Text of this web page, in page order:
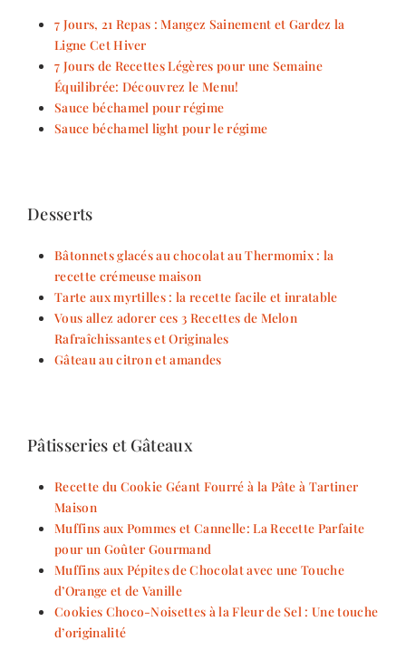
7 Jours, 21 Repas : Mangez Sainement et Gardez la
Ligne Cet Hiver
7 Jours de Recettes Légères pour une Semaine
Équilibrée: Découvrez le Menu!
Sauce béchamel pour régime
Sauce béchamel light pour le régime
Desserts
Bâtonnets glacés au chocolat au Thermomix : la
recette crémeuse maison
Tarte aux myrtilles : la recette facile et inratable
Vous allez adorer ces 3 Recettes de Melon
Rafraîchissantes et Originales
Gâteau au citron et amandes
Pâtisseries et Gâteaux
Recette du Cookie Géant Fourré à la Pâte à Tartiner
Maison
Muffins aux Pommes et Cannelle: La Recette Parfaite
pour un Goûter Gourmand
Muffins aux Pépites de Chocolat avec une Touche
d’Orange et de Vanille
Cookies Choco-Noisettes à la Fleur de Sel : Une touche
d’originalité